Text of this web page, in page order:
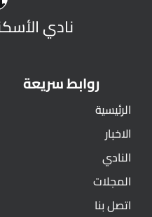
نادي
روابط سريعة
الرئيسية
الاخبار
النادي
المجلات
اتصل بنا